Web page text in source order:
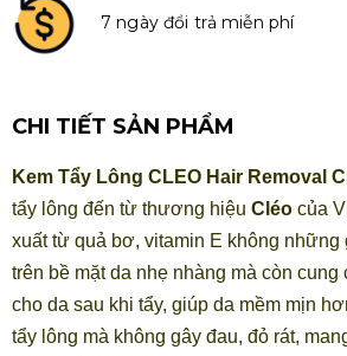
7 ngày đổi trả miễn phí
CHI TIẾT SẢN PHẨM
Kem Tẩy Lông CLEO Hair Removal
tẩy lông đến từ thương hiệu Cléo của
xuất từ quả bơ, vitamin E không những
trên bề mặt da nhẹ nhàng mà còn cung
cho da sau khi tẩy, giúp da mềm mịn
tẩy lông mà không gây đau, đỏ rát,